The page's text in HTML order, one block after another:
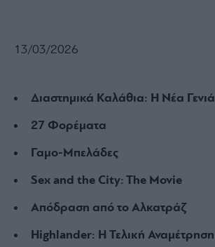
13/03/2026
Διαστημικά Καλάθια: Η Νέα Γενιά
27 Φορέματα
Γαμο-Μπελάδες
Sex and the City: The Movie
Απόδραση από το Αλκατράζ
Highlander: Η Τελική Αναμέτρηση